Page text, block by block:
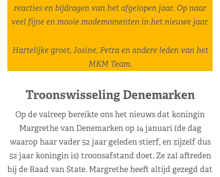
reacties en bijdragen van het afgelopen jaar. Op naar
veel fijne en mooie modemomenten in het nieuwe jaar.
Hartelijke groet, Josine, Petra en andere leden van het
MKM Team.
Troonswisseling Denemarken
Op de valreep bereikte ons het nieuws dat koningin
Margrethe van Denemarken op 14 januari (de dag
waarop haar vader 52 jaar geleden stierf, en zijzelf dus
52 jaar koningin is) troonsafstand doet. Ze zal aftreden
bij de Raad van State. Margrethe heeft altijd gezegd dat